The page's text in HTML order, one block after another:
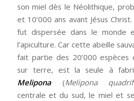
son miel dès le Néolithique,
et 10’000 ans avant Jésus
fut dispersée dans le monde
l’apiculture. Car cette abeille
fait partie des 20’000 espèces
sur terre, est la seule à
Melipona (Melipona
centrale et du sud, le miel et